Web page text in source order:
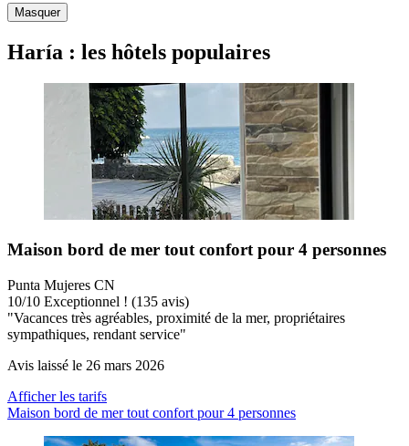
Masquer
Haría : les hôtels populaires
Maison bord de mer tout confort pour 4 personnes
Punta Mujeres CN
10/10 Exceptionnel ! (135 avis)
"Vacances très agréables, proximité de la mer, propriétaires
sympathiques, rendant service"
Avis laissé le 26 mars 2026
Afficher les tarifs
Maison bord de mer tout confort pour 4 personnes